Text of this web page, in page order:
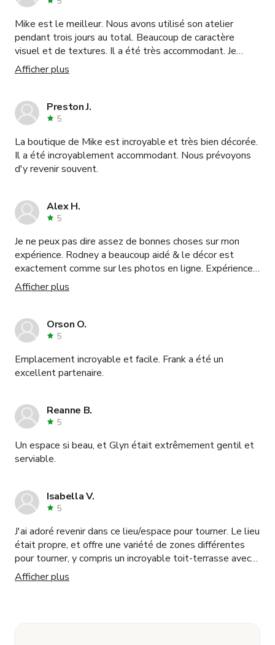
Mike est le meilleur. Nous avons utilisé son atelier
pendant trois jours au total. Beaucoup de caractère
visuel et de textures. Il a été très accommodant. Je
recommande vivement !
Afficher plus
Preston J.
5
La boutique de Mike est incroyable et très bien décorée.
Il a été incroyablement accommodant. Nous prévoyons
d'y revenir souvent.
Alex H.
5
Je ne peux pas dire assez de bonnes choses sur mon
expérience. Rodney a beaucoup aidé & le décor est
exactement comme sur les photos en ligne. Expérience
10/10.
Afficher plus
Orson O.
5
Emplacement incroyable et facile. Frank a été un
excellent partenaire.
Reanne B.
5
Un espace si beau, et Glyn était extrêmement gentil et
serviable.
Isabella V.
5
J'ai adoré revenir dans ce lieu/espace pour tourner. Le lieu
était propre, et offre une variété de zones différentes
pour tourner, y compris un incroyable toit-terrasse avec
une vue fantastique sur la ville. De plus, si nécessaire, il y
a une variété d'éclairages de studio disponibles sur
Afficher plus